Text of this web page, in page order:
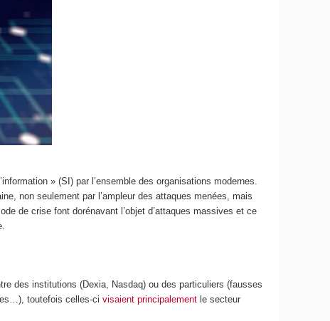
» (SI) par l’ensemble des organisations modernes.
non seulement par l’ampleur des attaques menées, mais
de crise font dorénavant l’objet d’attaques massives et ce
des institutions (Dexia, Nasdaq) ou des particuliers (fausses
toutefois celles-civisaient principalement le secteur